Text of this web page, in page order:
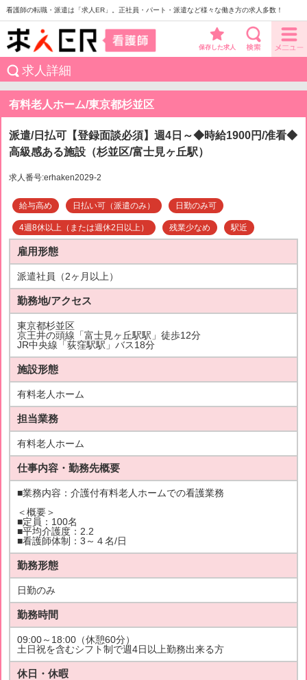
看護師の転職・派遣は「求人ER」。正社員・パート・派遣など様々な働き方の求人多数！
保存した求人
求人詳細
有料老人ホーム/東京都杉並区
派遣/日払可【登録面談必須】週4日～◆時給1900円/准看◆
高級感ある施設（杉並区/富士見ヶ丘駅）
求人番号:erhaken2029-2
給与高め 日払い可（派遣のみ） 日勤のみ可
4週8休以上（または週休2日以上） 残業少なめ 駅近
雇用形態
派遣社員（2ヶ月以上）
勤務地/アクセス
東京都杉並区
京王井の頭線「富士見ヶ丘駅駅」徒歩12分
JR中央線「荻窪駅駅」バス18分
施設形態
有料老人ホーム
担当業務
有料老人ホーム
仕事内容・勤務先概要
■業務内容：介護付有料老人ホームでの看護業務
＜概要＞
■定員：100名
■平均介護度：2.2
■看護師体制：3～４名/日
勤務形態
日勤のみ
勤務時間
09:00～18:00（休憩60分）
土日祝を含むシフト制で週4日以上勤務出来る方
休日・休暇